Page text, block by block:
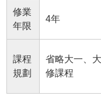
修業
年限
4年
課程
規劃
省略大一、
修課程